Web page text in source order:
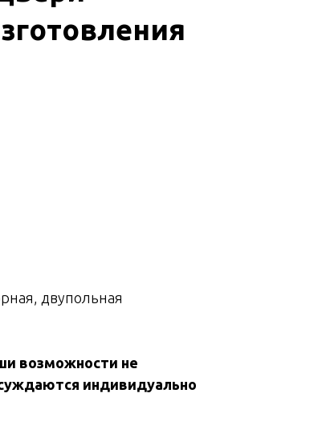
двупольная
возможности не
индивидуально